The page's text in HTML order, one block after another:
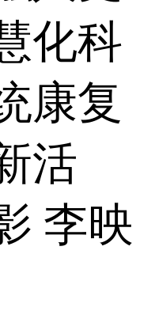
化科
康复
活
李映